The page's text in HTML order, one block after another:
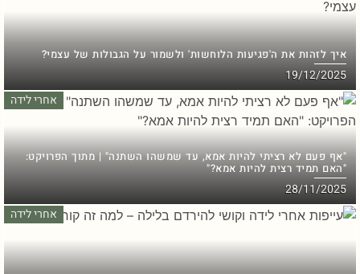
איך לזהות את ה'פגיעות הלוחשות' ולשמור על הגבולות של עצמי?
19/12/2025
אחרי לידה
"אף פעם לא רציתי להיות אמא, עד שמשהו השתנה" | מתוך הפרויקט:
"האם תמיד רצית להיות אמא?"
28/11/2025
אחרי לידה